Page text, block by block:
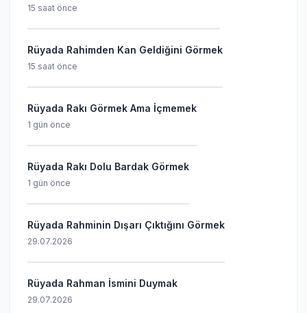
15 saat önce
Rüyada Rahimden Kan Geldiğini Görmek
15 saat önce
Rüyada Rakı Görmek Ama İçmemek
1 gün önce
Rüyada Rakı Dolu Bardak Görmek
1 gün önce
Rüyada Rahminin Dışarı Çıktığını Görmek
29.07.2026
Rüyada Rahman İsmini Duymak
29.07.2026